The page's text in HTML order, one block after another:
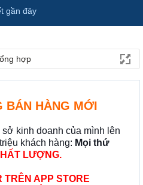
hợp
BÁN HÀNG MỚI
kinh doanh của mình lên
khách hàng: Mọi thứ
LƯỢNG.
TRÊN APP STORE
gần đây